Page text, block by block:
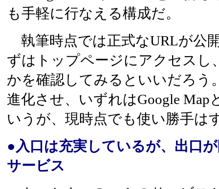
も手軽に行なえる構成だ。
執筆時点では正式なURLが公
ずはトップページにアクセスし
かを確認してみるといいだろう
進化させ、いずれはGoogle Map
いうが、現時点でも使い勝手は
●入口は充実しているが、出口
サービス